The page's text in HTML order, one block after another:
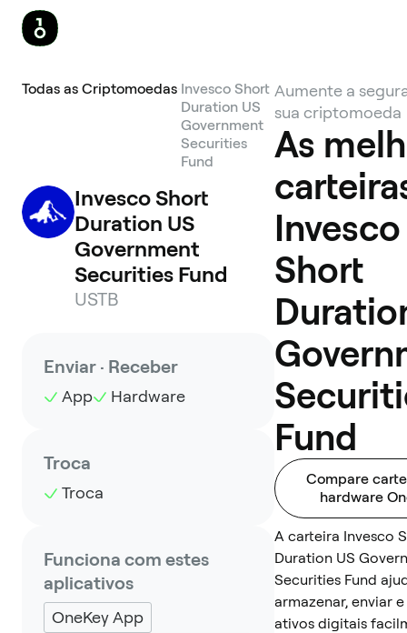
Todas as Criptomoedas Invesco Short
Duration US
Government
Securities
Fund
Invesco Short
Duration US
Government
Securities Fund
USTB
Enviar · Receber
App Hardware
Troca
Troca
Funciona com estes
aplicativos
OneKey App
Aumente a
sua criptomoeda
As
Invesco
Short
Fund
Compare
hardware
A carteira Invesco
Duration US
Securities Fund
armazenar, enviar
ativos digitais